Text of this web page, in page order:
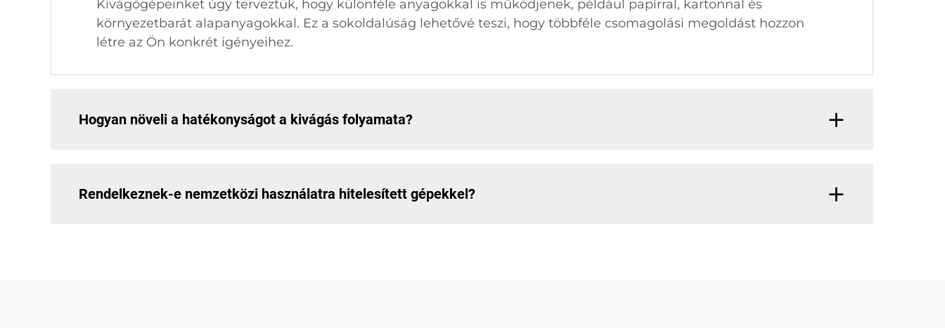
Kivágógépeinket úgy terveztük, hogy különféle anyagokkal is működjenek, például papírral, kartonnal és
környezetbarát alapanyagokkal. Ez a sokoldalúság lehetővé teszi, hogy többféle csomagolási megoldást hozzon
létre az Ön konkrét igényeihez.
Hogyan növeli a hatékonyságot a kivágás folyamata?
Rendelkeznek-e nemzetközi használatra hitelesített gépekkel?